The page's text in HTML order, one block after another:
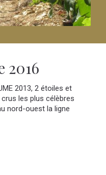
2016
2013, 2 étoiles et
les plus célèbres
nord-ouest la ligne